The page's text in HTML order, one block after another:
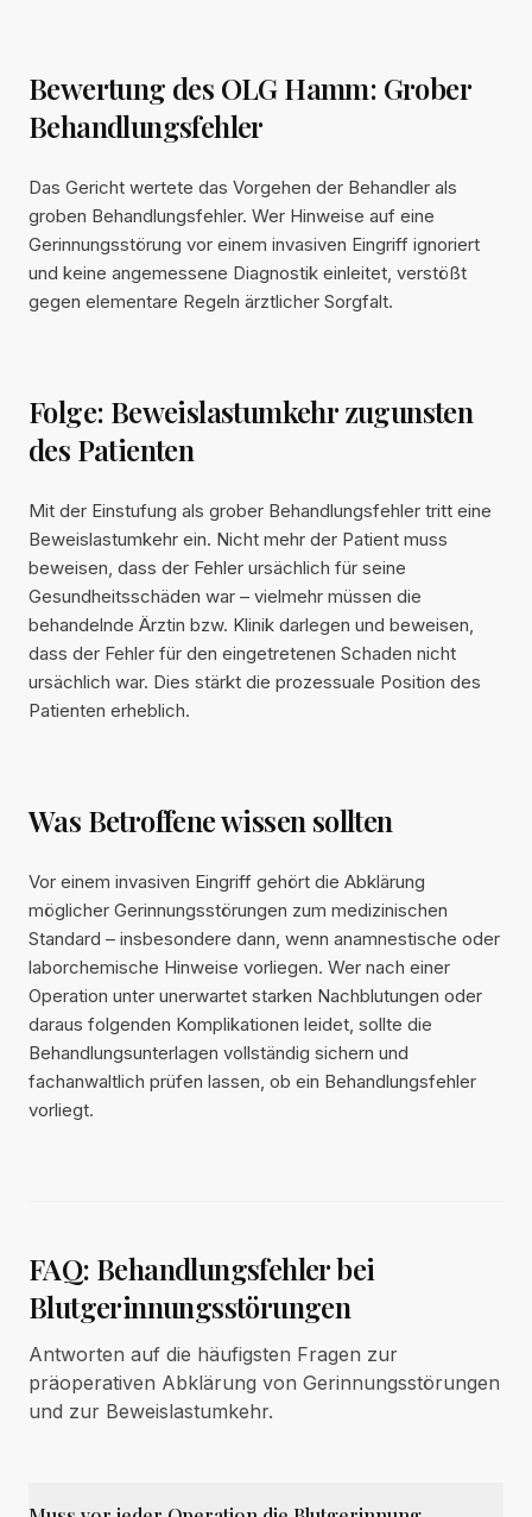
Bewertung des OLG Hamm: Grober
Behandlungsfehler
Das Gericht wertete das Vorgehen der Behandler als
groben Behandlungsfehler. Wer Hinweise auf eine
Gerinnungsstörung vor einem invasiven Eingriff ignoriert
und keine angemessene Diagnostik einleitet, verstößt
gegen elementare Regeln ärztlicher Sorgfalt.
Folge: Beweislastumkehr zugunsten
des Patienten
Mit der Einstufung als grober Behandlungsfehler tritt eine
Beweislastumkehr ein. Nicht mehr der Patient muss
beweisen, dass der Fehler ursächlich für seine
Gesundheitsschäden war – vielmehr müssen die
behandelnde Ärztin bzw. Klinik darlegen und beweisen,
dass der Fehler für den eingetretenen Schaden nicht
ursächlich war. Dies stärkt die prozessuale Position des
Patienten erheblich.
Was Betroffene wissen sollten
Vor einem invasiven Eingriff gehört die Abklärung
möglicher Gerinnungsstörungen zum medizinischen
Standard – insbesondere dann, wenn anamnestische oder
laborchemische Hinweise vorliegen. Wer nach einer
Operation unter unerwartet starken Nachblutungen oder
daraus folgenden Komplikationen leidet, sollte die
Behandlungsunterlagen vollständig sichern und
fachanwaltlich prüfen lassen, ob ein Behandlungsfehler
vorliegt.
FAQ: Behandlungsfehler bei
Blutgerinnungsstörungen
Antworten auf die häufigsten Fragen zur
präoperativen Abklärung von Gerinnungsstörungen
und zur Beweislastumkehr.